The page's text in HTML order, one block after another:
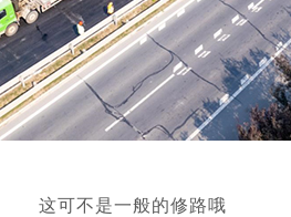
这可不是一般的修路哦